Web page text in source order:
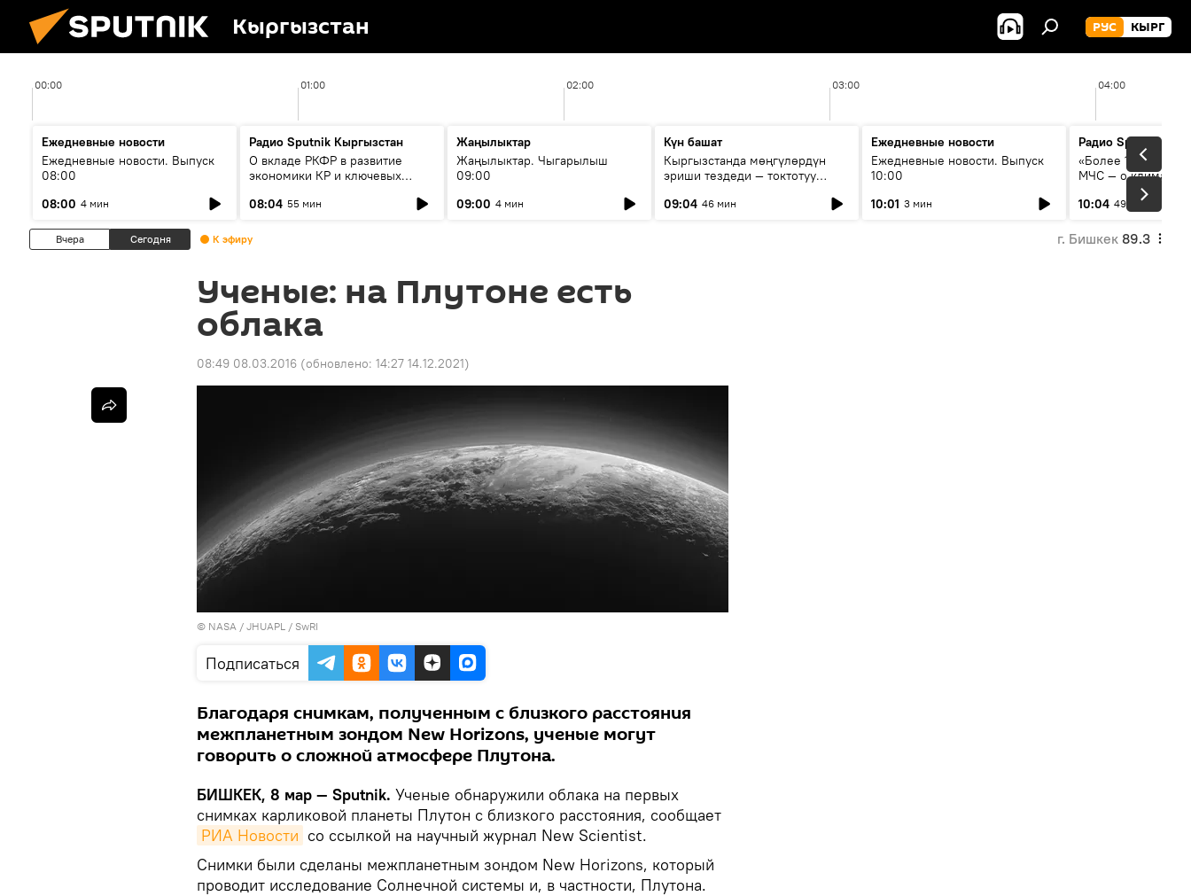
Кыргызстан РУС КЫРГ
00:00 01:00 02:00 03:00 04:00
Ежедневные новости
Ежедневные новости. Выпуск
08:00
08:00 4 мин
Радио Sputnik Кыргызстан
О вкладе РКФР в развитие
экономики КР и ключевых
08:04 55 мин
Жаңылыктар
Жаңылыктар. Чыгарылыш
09:00
09:00 4 мин
Күн башат
Кыргызстанда мөңгүлөрдүн
эриши тездеди — токтотуу
09:04 46 мин
Ежедневные новости
Ежедневные новости. Выпуск
10:00
10:01 3 мин
Радио Sputnik
«Более 1200 сёл в
МЧС — о климате,
системе
населения
10:04 49 мин
Вчера Сегодня К эфиру г. Бишкек 89.3
Ученые: на Плутоне есть
облака
08:49 08.03.2016 (обновлено: 14:27 14.12.2021)
© NASA / JHUAPL / SwRI
Подписаться
Благодаря снимкам, полученным с близкого расстояния
межпланетным зондом New Horizons, ученые могут
говорить о сложной атмосфере Плутона.
БИШКЕК, 8 мар — Sputnik. Ученые обнаружили облака на первых
снимках карликовой планеты Плутон с близкого расстояния, сообщает
РИА Новости со ссылкой на научный журнал New Scientist.
Снимки были сделаны межпланетным зондом New Horizons, который
проводит исследование Солнечной системы и, в частности, Плутона.